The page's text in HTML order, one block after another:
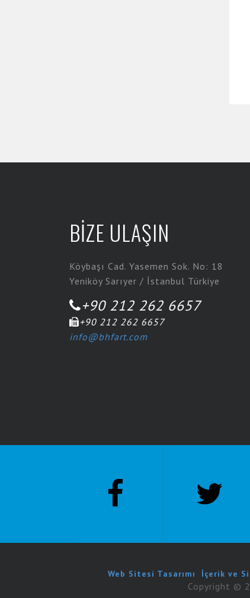
BİZE ULAŞIN
Köybaşı Cad. Yasemen Sok. No: 18
Yeniköy Sarıyer / İstanbul Türkiye
+90 212 262 6657
+90 212 262 6657
info@bhfart.com
Web Sitesi Tasarımı İçerik ve
Copyright ©